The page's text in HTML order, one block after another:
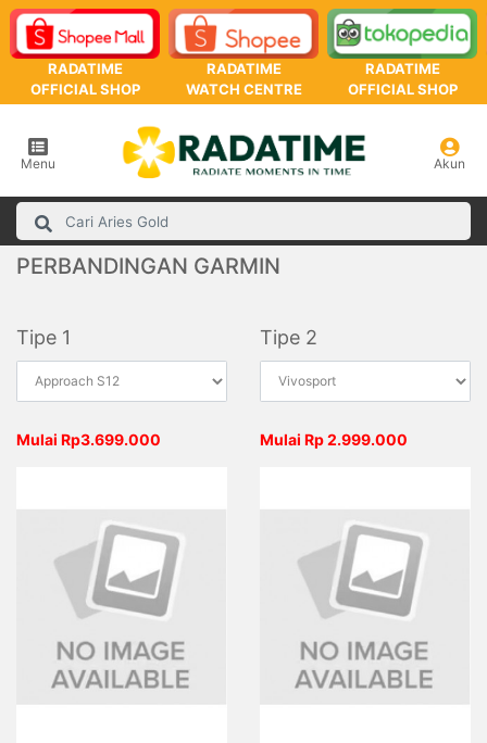
RADATIME
OFFICIAL SHOP
RADATIME
WATCH CENTRE
RADATIME
OFFICIAL SHOP
Menu Akun
PERBANDINGAN GARMIN
Tipe 1 Tipe 2
Mulai Rp3.699.000 Mulai Rp 2.999.000